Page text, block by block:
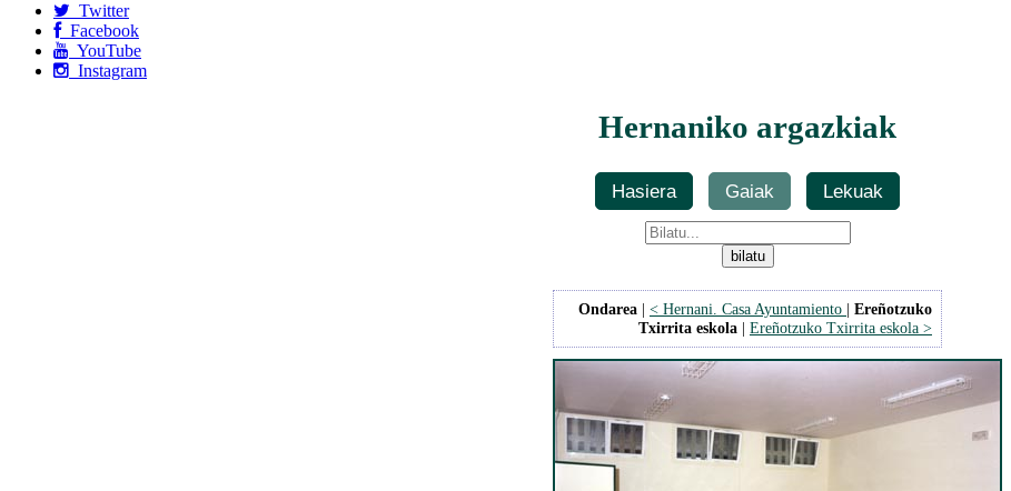
Twitter
Facebook
YouTube
Instagram
Hernaniko argazkiak
Hasiera Gaiak Lekuak
Ondarea | < Hernani. Casa Ayuntamiento | Ereñotzuko
Txirrita eskola | Ereñotzuko Txirrita eskola >